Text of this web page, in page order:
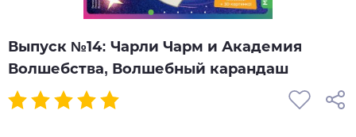
Выпуск №14: Чарли Чарм и Академия
Волшебства, Волшебный карандаш